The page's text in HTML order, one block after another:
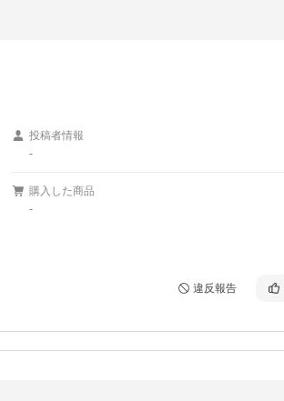
投稿者情報
-
購入した商品
-
違反報告